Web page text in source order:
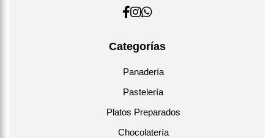
Ingredientes: 100% Pulpa de fruto de Lúcuma.
Duración: 24 meses.592534820353-67f1025f-
5e92"Ingredientes: 100% Pulpa de fruto de Lúcuma.
Categorías
Panadería
Pastelería
Platos Preparados
Chocolatería